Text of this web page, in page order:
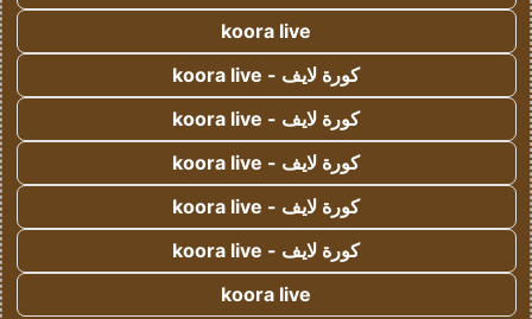
koora live
كورة لايف - koora live
كورة لايف - koora live
كورة لايف - koora live
كورة لايف - koora live
كورة لايف - koora live
koora live